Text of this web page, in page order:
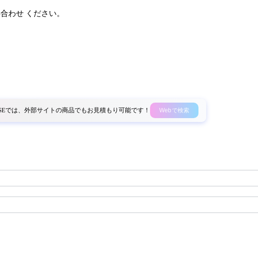
わせ ください。
では、外部サイトの商品でもお見積もり可能です！ Webで検索